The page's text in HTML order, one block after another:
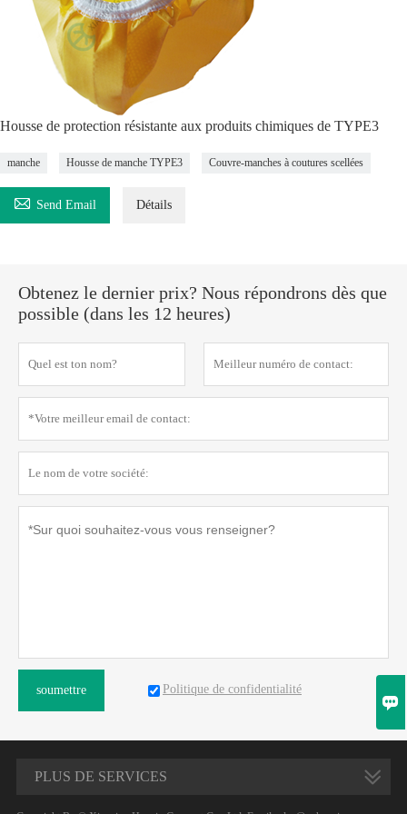
Housse de protection résistante aux produits chimiques de TYPE3
manche Housse de manche TYPE3 Couvre-manches à coutures scellées
 Send Email Détails
Obtenez le dernier prix? Nous répondrons dès que
possible (dans les 12 heures)
soumettre Politique de confidentialité
PLUS DE SERVICES
